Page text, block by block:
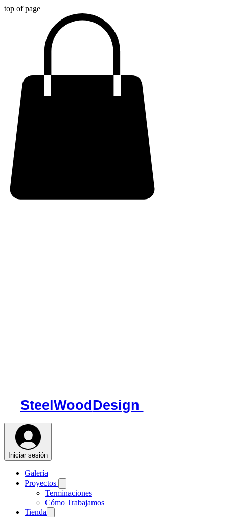
top of page
SteelWood Design
Iniciar sesión
Galería
Proyectos
Terminaciones
Cómo Trabajamos
Tienda